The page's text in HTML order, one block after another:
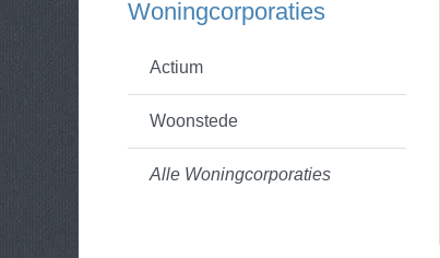
Woningcorporaties
Actium
Woonstede
Alle Woningcorporaties